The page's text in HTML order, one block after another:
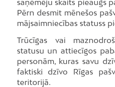
saņēmēju skaits pieaugs
Pērn desmit mēnešos
mājsaimniecības statuss
Trūcīgas vai
statusu un attiecīgos
personām, kuras savu
faktiski dzīvo Rīgas
teritorijā.